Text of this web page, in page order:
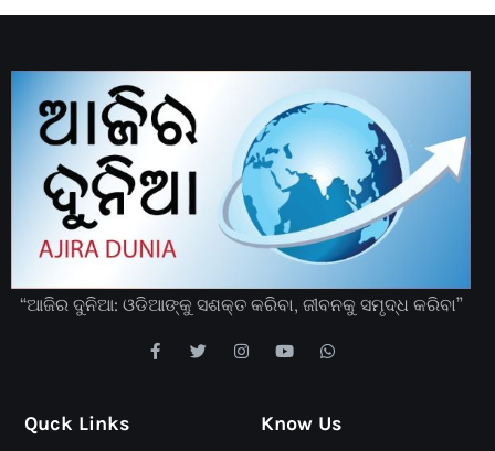
“ଆଜିର ଦୁନିଆ: ଓଡିଆଙ୍କୁ ସଶକ୍ତ କରିବା, ଜୀବନକୁ ସମୃଦ୍ଧ କରିବା”
Quck Links Know Us